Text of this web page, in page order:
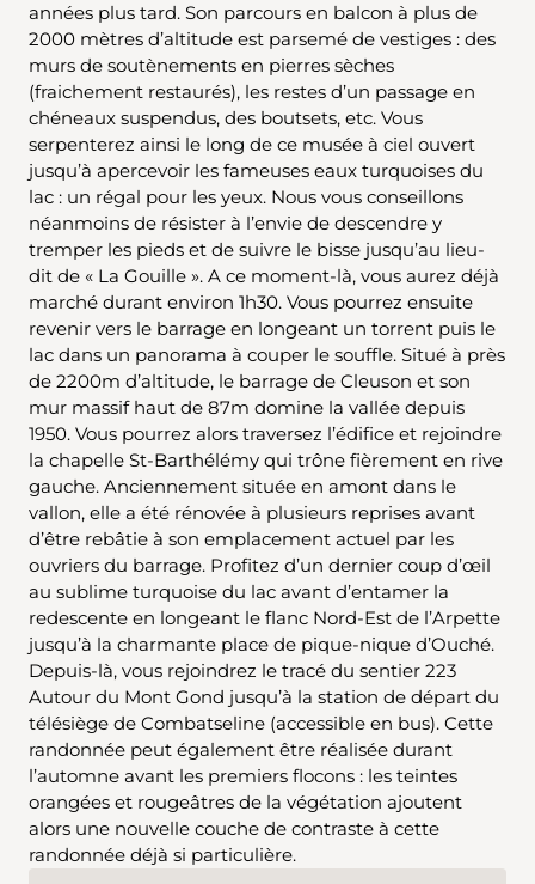
années plus tard. Son parcours en balcon à plus de
2000 mètres d’altitude est parsemé de vestiges : des
murs de soutènements en pierres sèches
(fraichement restaurés), les restes d’un passage en
chéneaux suspendus, des boutsets, etc. Vous
serpenterez ainsi le long de ce musée à ciel ouvert
jusqu’à apercevoir les fameuses eaux turquoises du
lac : un régal pour les yeux. Nous vous conseillons
néanmoins de résister à l’envie de descendre y
tremper les pieds et de suivre le bisse jusqu’au lieu-
dit de « La Gouille ». A ce moment-là, vous aurez déjà
marché durant environ 1h30. Vous pourrez ensuite
revenir vers le barrage en longeant un torrent puis le
lac dans un panorama à couper le souffle. Situé à près
de 2200m d’altitude, le barrage de Cleuson et son
mur massif haut de 87m domine la vallée depuis
1950. Vous pourrez alors traversez l’édifice et rejoindre
la chapelle St-Barthélémy qui trône fièrement en rive
gauche. Anciennement située en amont dans le
vallon, elle a été rénovée à plusieurs reprises avant
d’être rebâtie à son emplacement actuel par les
ouvriers du barrage. Profitez d’un dernier coup d’œil
au sublime turquoise du lac avant d’entamer la
redescente en longeant le flanc Nord-Est de l’Arpette
jusqu’à la charmante place de pique-nique d’Ouché.
Depuis-là, vous rejoindrez le tracé du sentier 223
Autour du Mont Gond jusqu’à la station de départ du
télésiège de Combatseline (accessible en bus). Cette
randonnée peut également être réalisée durant
l’automne avant les premiers flocons : les teintes
orangées et rougeâtres de la végétation ajoutent
alors une nouvelle couche de contraste à cette
randonnée déjà si particulière.